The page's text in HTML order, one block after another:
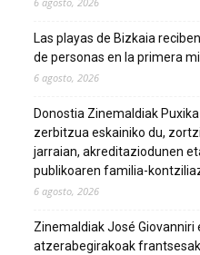
Las playas de Bizkaia
de personas en la primera
6 agosto, 2026
Donostia Zinemaldiak
zerbitzua eskainiko du,
jarraian, akreditaziodunen
publikoaren familia-
6 agosto, 2026
Zinemaldiak José Giovanniri
atzerabegirakoak